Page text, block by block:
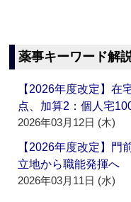
薬事キーワード解
【2026年度改定】在
点、加算2：個人宅
2026年03月12日 (木)
【2026年度改定】門
立地から職能発揮へ
2026年03月11日 (水)